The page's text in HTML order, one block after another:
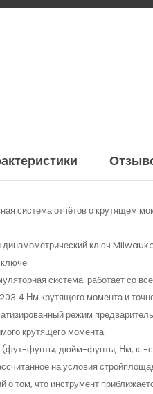
система отчётов о крутящем
ключ
система: работает со
Нм крутящего момента и
режим
крутящего момента
фунты, дюйм-фунты, Нм, кг-
на условия
том, что инструмент